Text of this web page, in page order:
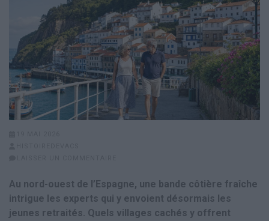
Au nord-ouest de l’Espagne, une bande côtière fraîche
intrigue les experts qui y envoient désormais les
jeunes retraités. Quels villages cachés y offrent